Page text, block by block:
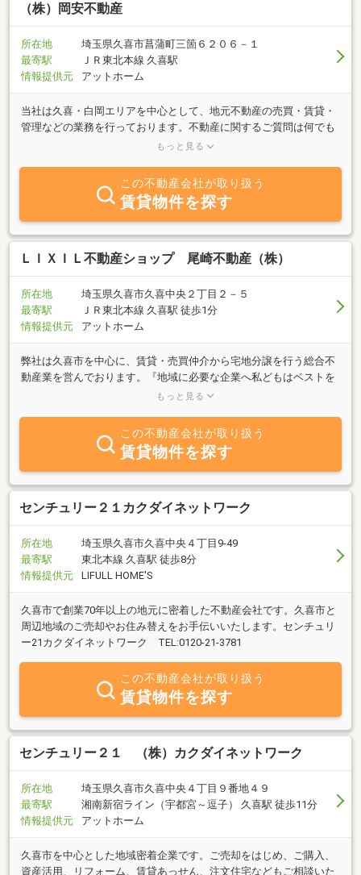
（株）岡安不動産
所在地
埼玉県久喜市菖蒲町三箇６２０６－１
最寄駅
ＪＲ東北本線 久喜駅
情報提供元
アットホーム
当社は久喜・白岡エリアを中心として、地元不動産の売買・賃貸・
管理などの業務を行っております。不動産に関するご質問は何でも
お気軽にご相談ください。豊富な情報力でお客様のご希望に併せた
もっと見る
この不動産会社が取り扱う
賃貸物件を探す
ＬＩＸＩＬ不動産ショップ 尾崎不動産（株）
所在地
埼玉県久喜市久喜中央２丁目２－５
最寄駅
ＪＲ東北本線 久喜駅 徒歩1分
情報提供元
アットホーム
弊社は久喜市を中心に、賃貸・売買仲介から宅地分譲を行う総合不
動産業を営んでおります。『地域に必要な企業へ私どもはベストを
尽くします』の企業理念を基に活動し、おかげさまで15周年となり
もっと見る
この不動産会社が取り扱う
賃貸物件を探す
センチュリー２１カクダイネットワーク
所在地
埼玉県久喜市久喜中央４丁目9-49
最寄駅
東北本線 久喜駅 徒歩8分
情報提供元
LIFULL HOME'S
久喜市で創業70年以上の地元に密着した不動産会社です。久喜市と
周辺地域のご売却やお住み替えをお手伝いいたします。センチュリ
ー21カクダイネットワーク TEL:0120-21-3781
この不動産会社が取り扱う
賃貸物件を探す
センチュリー２１ （株）カクダイネットワーク
所在地
埼玉県久喜市久喜中央４丁目９番地４９
最寄駅
湘南新宿ライン（宇都宮～逗子） 久喜駅 徒歩11分
情報提供元
アットホーム
久喜市を中心とした地域密着企業です。ご売却をはじめ、ご購入、
資産活用、リフォーム、賃貸あっせん、注文住宅などもご相談いた